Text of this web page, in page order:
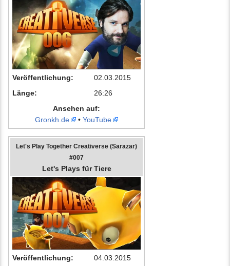
Veröffentlichung:
02.03.2015
Länge:
26:26
Ansehen auf:
Gronkh.de
• YouTube
Let's Play Together Creativerse (Sarazar)
#007
Let's Plays für Tiere
Veröffentlichung:
04.03.2015